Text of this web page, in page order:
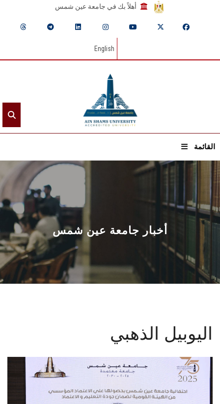
أهلاً بك في جامعة عين شمس
English
القائمة
الرئيسيـة
عن الجامعة
القطاعـات
الشئون الأكاديمية
البحث العلمي
الأنظمة الذكية
الإعلام
أخبار جامعة عين شمس
اليوبيل الذهبي